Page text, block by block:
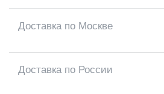
Доставка по Москве
Доставка по России